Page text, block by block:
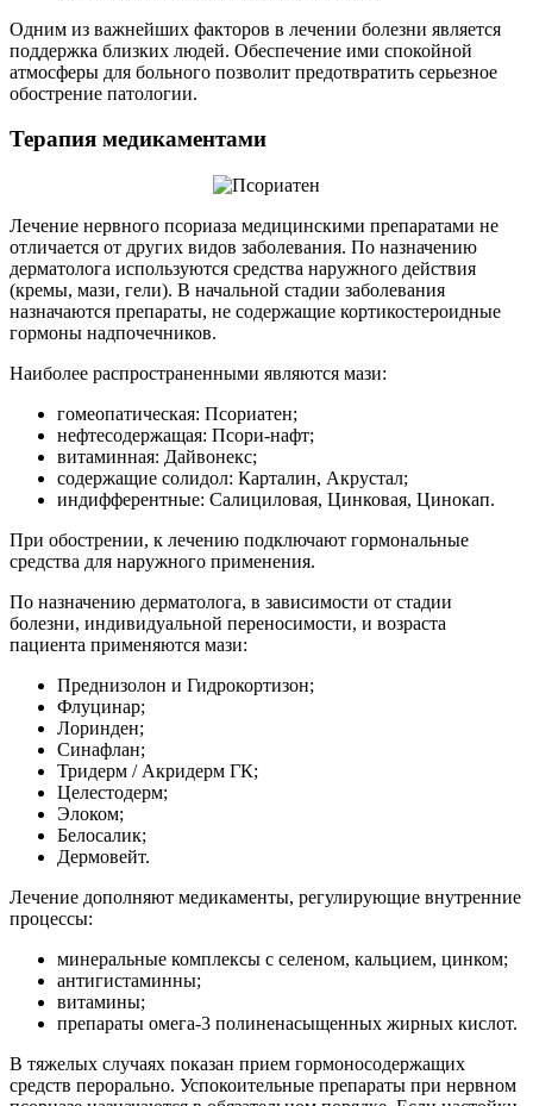
Одним из важнейших факторов в лечении болезни является
поддержка близких людей. Обеспечение ими спокойной
атмосферы для больного позволит предотвратить серьезное
обострение патологии.
Терапия медикаментами
Лечение нервного псориаза медицинскими препаратами не
отличается от других видов заболевания. По назначению
дерматолога используются средства наружного действия
(кремы, мази, гели). В начальной стадии заболевания
назначаются препараты, не содержащие кортикостероидные
гормоны надпочечников.
Наиболее распространенными являются мази:
гомеопатическая: Псориатен;
нефтесодержащая: Псори-нафт;
витаминная: Дайвонекс;
содержащие солидол: Карталин, Акрустал;
индифферентные: Салициловая, Цинковая, Цинокап.
При обострении, к лечению подключают гормональные
средства для наружного применения.
По назначению дерматолога, в зависимости от стадии
болезни, индивидуальной переносимости, и возраста
пациента применяются мази:
Преднизолон и Гидрокортизон;
Флуцинар;
Лоринден;
Синафлан;
Тридерм / Акридерм ГК;
Целестодерм;
Элоком;
Белосалик;
Дермовейт.
Лечение дополняют медикаменты, регулирующие внутренние
процессы:
минеральные комплексы с селеном, кальцием, цинком;
антигистаминны;
витамины;
препараты омега-3 полиненасыщенных жирных кислот.
В тяжелых случаях показан прием гормоносодержащих
средств перорально. Успокоительные препараты при нервном